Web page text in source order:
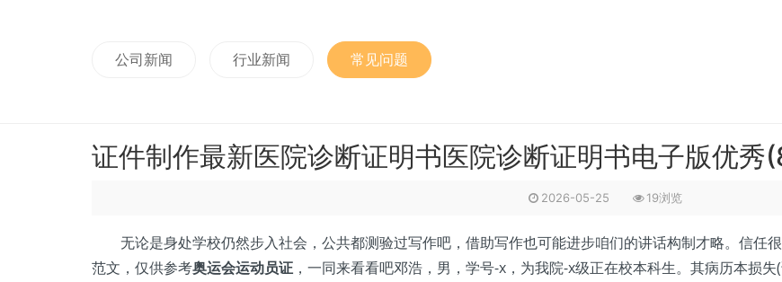
公司新闻 行业新闻 常见问题
证件制作最新医院诊断证明书医院诊断证明书电子版优秀
2026-05-25 19浏览
无论是身处学校仍然步入社会，公共都测验过写作吧，借助写作也可能进步咱们的讲话构制才略。信任
范文，仅供参考奥运会运动员证 ，一同来看看吧邓浩，男，学号-x，为我院-x级正在校本科生。其病历本损